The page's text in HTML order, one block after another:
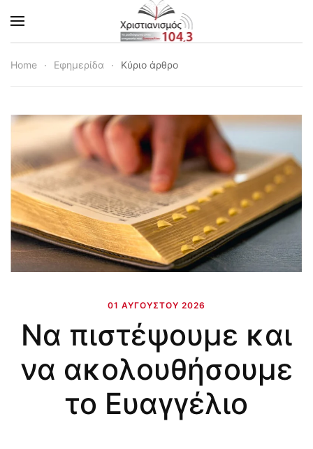
Skip to main content
Home Εφημερίδα Κύριο άρθρο
01 ΑΥΓΟΎΣΤΟΥ 2026
Να πιστέψουμε και
να ακολουθήσουμε
το Ευαγγέλιο